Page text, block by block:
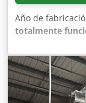
Año de
totalmente
máquina/
de carga
reconocida
Este dispositivo